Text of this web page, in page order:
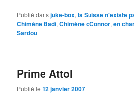
Publié dansjuke-box,la Suisse n'existe
Chimène Badi,Chimène oConnor,en
Sardou
Prime Attol
Publié le12 janvier 2007